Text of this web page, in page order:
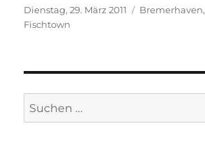
Veröffentlicht
am
Dienstag, 29. März 2011 Kategorien
Bremerhaven,
Fischtown
Suchen
nach: